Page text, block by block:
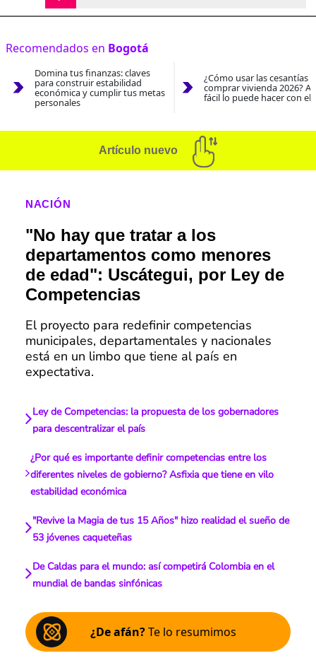
Recomendados en Bogotá
Domina tus finanzas: claves
para construir estabilidad
económica y cumplir tus metas
personales
¿Cómo usar las cesantías
comprar vivienda 2026?
fácil lo puede hacer con el
Artículo nuevo
NACIÓN
"No hay que tratar a los
departamentos como menores
de edad": Uscátegui, por Ley de
Competencias
El proyecto para redefinir competencias
municipales, departamentales y nacionales
está en un limbo que tiene al país en
expectativa.
Ley de Competencias: la propuesta de los gobernadores
para descentralizar el país
¿Por qué es importante definir competencias entre los
diferentes niveles de gobierno? Asfixia que tiene en vilo
estabilidad económica
"Revive la Magia de tus 15 Años" hizo realidad el sueño de
53 jóvenes caqueteñas
De Caldas para el mundo: así competirá Colombia en el
mundial de bandas sinfónicas
¿De afán?Te lo resumimos